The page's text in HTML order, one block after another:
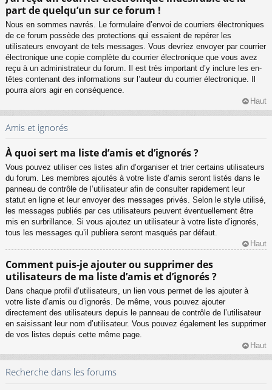
part de quelqu’un sur ce forum !
Nous en sommes navrés. Le formulaire d’envoi de courriers électroniques
de ce forum possède des protections qui essaient de repérer les
utilisateurs envoyant de tels messages. Vous devriez envoyer par courrier
électronique une copie complète du courrier électronique que vous avez
reçu à un administrateur du forum. Il est très important d’y inclure les en-
têtes contenant des informations sur l’auteur du courrier électronique. Il
pourra alors agir en conséquence.
Haut
Amis et ignorés
À quoi sert ma liste d’amis et d’ignorés ?
Vous pouvez utiliser ces listes afin d’organiser et trier certains utilisateurs
du forum. Les membres ajoutés à votre liste d’amis seront listés dans le
panneau de contrôle de l’utilisateur afin de consulter rapidement leur
statut en ligne et leur envoyer des messages privés. Selon le style utilisé,
les messages publiés par ces utilisateurs peuvent éventuellement être
mis en surbrillance. Si vous ajoutez un utilisateur à votre liste d’ignorés,
tous les messages qu’il publiera seront masqués par défaut.
Haut
Comment puis-je ajouter ou supprimer des
utilisateurs de ma liste d’amis et d’ignorés ?
Dans chaque profil d’utilisateurs, un lien vous permet de les ajouter à
votre liste d’amis ou d’ignorés. De même, vous pouvez ajouter
directement des utilisateurs depuis le panneau de contrôle de l’utilisateur
en saisissant leur nom d’utilisateur. Vous pouvez également les supprimer
de vos listes depuis cette même page.
Haut
Recherche dans les forums